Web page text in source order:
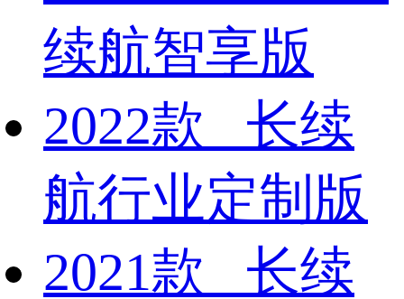
续航智享版
2022款 长续
航行业定制版
2021款 长续